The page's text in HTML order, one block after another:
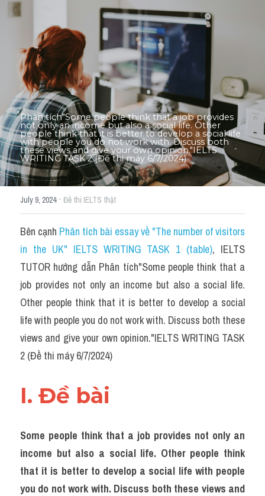
Thư Tín
Mixed
SGK
Vocabularies
Đề writing theo topic
Pie
Line graph
Bar chart
Đề thi thật IELTS GENERAL
Task 2
Từ vựng theo topic
Từ vựng theo Topic
Grammar
Cam
Environment
Đề thi thật Task 1
Process
Thành tích học viên
Phân tích"Some people think that a job provides
not only an income but also a social life. Other
people think that it is better to develop a social life
with people you do not work with. Discuss both
these views and give your own opinion."IELTS
WRITING TASK 2 (Đề thi máy 6/7/2024)
July 9, 2024· Đề thi IELTS thật
Bên cạnh Phân tích bài essay về "The number of visitors
in the UK" IELTS WRITING TASK 1 (table), IELTS
TUTOR hướng dẫn Phân tích"Some people think that a
job provides not only an income but also a social life.
Other people think that it is better to develop a social
life with people you do not work with. Discuss both these
views and give your own opinion."IELTS WRITING TASK
2 (Đề thi máy 6/7/2024)
I. Đề bài
Some people think that a job provides not only an
income but also a social life. Other people think
that it is better to develop a social life with people
you do not work with. Discuss both these views and